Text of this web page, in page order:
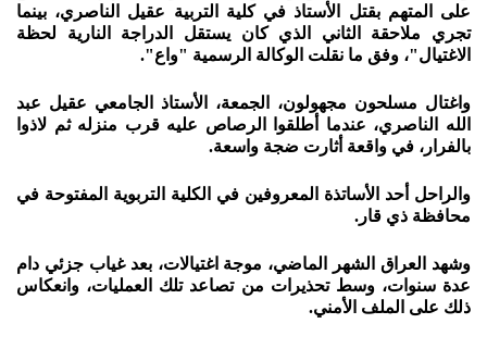
على المتهم بقتل الأستاذ في كلية التربية عقيل الناصري، بينما
تجري ملاحقة الثاني الذي كان يستقل الدراجة النارية لحظة
الاغتيال"، وفق ما نقلت الوكالة الرسمية "واع".
واغتال مسلحون مجهولون، الجمعة، الأستاذ الجامعي عقيل عبد
الله الناصري، عندما أطلقوا الرصاص عليه قرب منزله ثم لاذوا
بالفرار، في واقعة أثارت ضجة واسعة.
والراحل أحد الأساتذة المعروفين في الكلية التربوية المفتوحة في
محافظة ذي قار.
وشهد العراق الشهر الماضي، موجة اغتيالات، بعد غياب جزئي دام
عدة سنوات، وسط تحذيرات من تصاعد تلك العمليات، وانعكاس
ذلك على الملف الأمني.